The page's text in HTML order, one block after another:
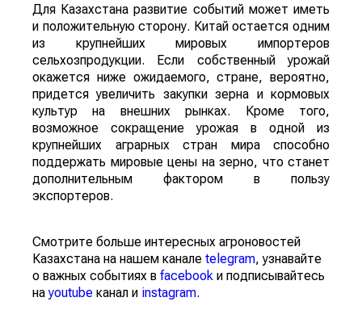
Для Казахстана развитие событий может иметь
и положительную сторону. Китай остается одним
из крупнейших мировых импортеров
сельхозпродукции. Если собственный урожай
окажется ниже ожидаемого, стране, вероятно,
придется увеличить закупки зерна и кормовых
культур на внешних рынках. Кроме того,
возможное сокращение урожая в одной из
крупнейших аграрных стран мира способно
поддержать мировые цены на зерно, что станет
дополнительным фактором в пользу
экспортеров.
Смотрите больше интересных агроновостей
Казахстана на нашем канале telegram, узнавайте
о важных событиях в facebook и подписывайтесь
наyoutube канал и instagram.